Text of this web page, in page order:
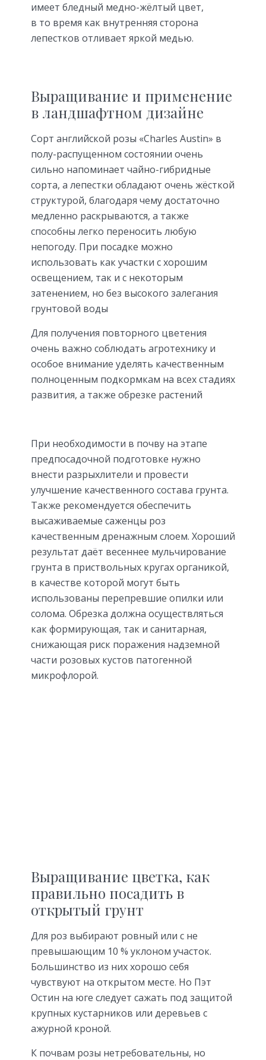
имеет бледный медно-жёлтый цвет,
в то время как внутренняя сторона
лепестков отливает яркой медью.
Выращивание и применение
в ландшафтном дизайне
Сорт английской розы «Charles Austin» в
полу-распущенном состоянии очень
сильно напоминает чайно-гибридные
сорта, а лепестки обладают очень жёсткой
структурой, благодаря чему достаточно
медленно раскрываются, а также
способны легко переносить любую
непогоду. При посадке можно
использовать как участки с хорошим
освещением, так и с некоторым
затенением, но без высокого залегания
грунтовой воды
Для получения повторного цветения
очень важно соблюдать агротехнику и
особое внимание уделять качественным
полноценным подкормкам на всех стадиях
развития, а также обрезке растений
При необходимости в почву на этапе
предпосадочной подготовке нужно
внести разрыхлители и провести
улучшение качественного состава грунта.
Также рекомендуется обеспечить
высаживаемые саженцы роз
качественным дренажным слоем. Хороший
результат даёт весеннее мульчирование
грунта в приствольных кругах органикой,
в качестве которой могут быть
использованы перепревшие опилки или
солома. Обрезка должна осуществляться
как формирующая, так и санитарная,
снижающая риск поражения надземной
части розовых кустов патогенной
микрофлорой.
Выращивание цветка, как
правильно посадить в
открытый грунт
Для роз выбирают ровный или с не
превышающим 10 % уклоном участок.
Большинство из них хорошо себя
чувствуют на открытом месте. Но Пэт
Остин на юге следует сажать под защитой
крупных кустарников или деревьев с
ажурной кроной.
К почвам розы нетребовательны, но